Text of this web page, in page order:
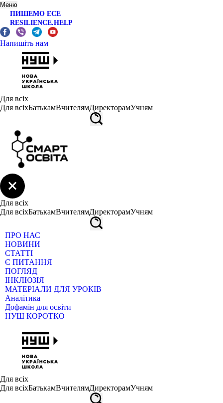
Меню
ПИШЕМО ЕСЕ
RESILIENCE.HELP
Напишіть нам
Для всіх
Для всіхБатькамВчителямДиректорамУчням
Для всіх
Для всіхБатькамВчителямДиректорамУчням
ПРО НАС
НОВИНИ
СТАТТІ
Є ПИТАННЯ
ПОГЛЯД
ІНКЛЮЗІЯ
МАТЕРІАЛИ ДЛЯ УРОКІВ
Аналітика
Дофамін для освіти
НУШ КОРОТКО
Для всіх
Для всіхБатькамВчителямДиректорамУчням